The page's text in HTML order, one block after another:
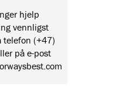
hjelp
vennligst
telefon (+47)
på e-post